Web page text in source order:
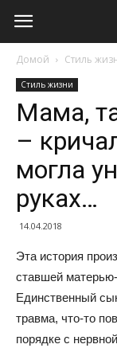
Домой Стиль
Стиль жизни
Мама,
–
могла
руках…
14.04.2018
Эта история
ставшей
Единственный
травма, что-то
порядке с